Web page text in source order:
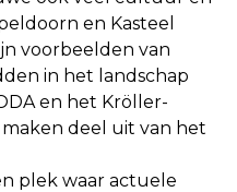
en Kasteel
voorbeelden van
in het landschap
en het Kröller-
deel uit van het
plek waar actuele